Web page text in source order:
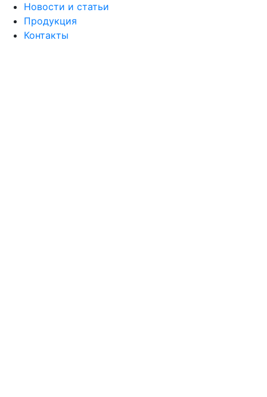
Новости и статьи
Продукция
Контакты